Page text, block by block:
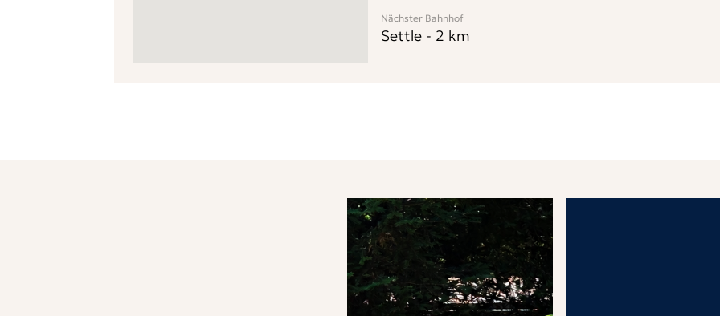
Nächster Bahnhof
Settle - 2 km